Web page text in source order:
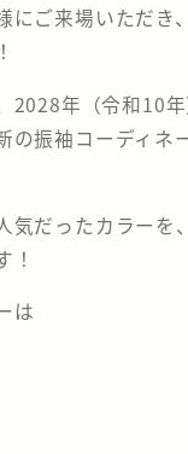
にご来場いただき
2028年（令和10
の振袖コーディネ
気だったカラーを
！
は